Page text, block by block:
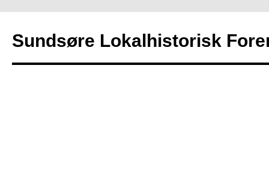
Sundsøre Lokalhistorisk